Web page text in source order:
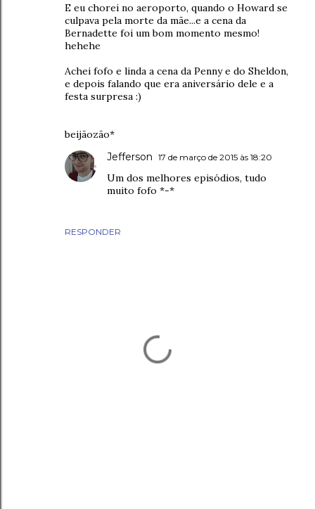
E eu chorei no aeroporto, quando o Howard se
culpava pela morte da mãe...e a cena da
Bernadette foi um bom momento mesmo!
hehehe
Achei fofo e linda a cena da Penny e do Sheldon,
e depois falando que era aniversário dele e a
festa surpresa :)
beijãozão*
RESPONDER
Jefferson 17 de março de 2015 às 18:20
Um dos melhores episódios, tudo
muito fofo *-*